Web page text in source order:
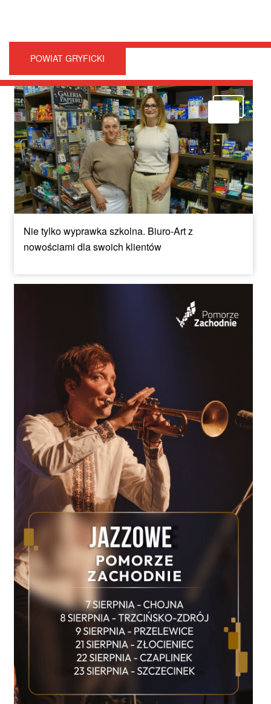
POWIAT GRYFICKI
Nie tylko wyprawka szkolna. Biuro-Art z
nowościami dla swoich klientów